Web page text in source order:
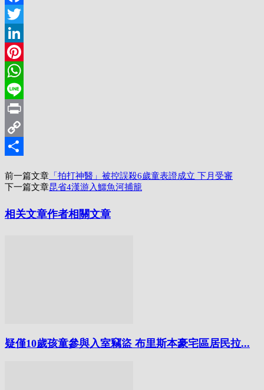
Facebook
Twitter
LinkedIn
Pinterest
WhatsApp
Line
Print
Copy
享
前一篇文章 「拍打神醫」被控誤殺6歲童表證成立 下月受審
下一篇文章昆省4漢游入鱷魚河捕籠
相关文章作者相關文章
疑僅10歲孩童參與入室竊盜 布里斯本豪宅區居民拉...